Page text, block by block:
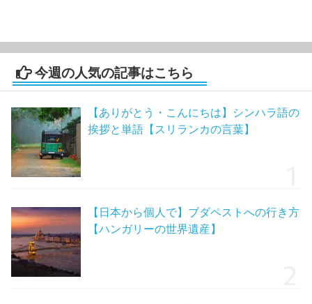
今週の人気の記事はこちら
【ありがとう・こんにちは】シンハラ語の
挨拶と単語【スリランカの言葉】
【日本から個人で】ブダペストへの行き方
【ハンガリーの世界遺産】